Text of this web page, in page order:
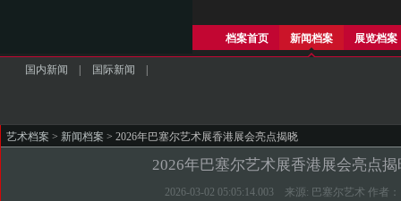
档案首页 新闻档案 展览档案
国内新闻 国际新闻
艺术档案 > 新闻档案 > 2026年巴塞尔艺术展香港展会亮点揭晓
2026年巴塞尔艺术展香港展会亮点揭
2026-03-02 05:05:14.003 来源: 巴塞尔艺术 作者：